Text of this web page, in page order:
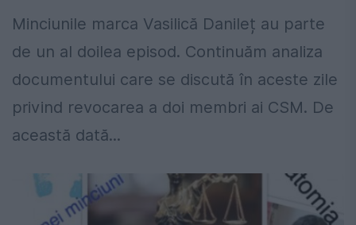
Minciunile marca Vasilică Danileț au parte
de un al doilea episod. Continuăm analiza
documentului care se discută în aceste zile
privind revocarea a doi membri ai CSM. De
această dată...